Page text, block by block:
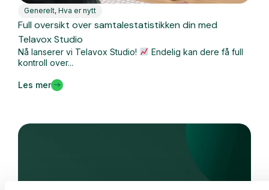
Generelt, Hva er nytt
Full oversikt over samtalestatistikken din med
Telavox Studio
Nå lanserer vi Telavox Studio!
Endelig kan dere få full
kontroll over...
Les mer